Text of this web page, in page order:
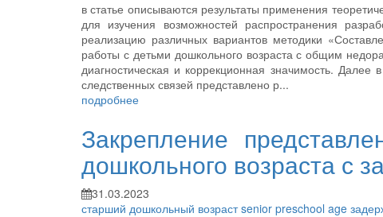
в статье описываются результаты применения
для изучения возможностей распространения
реализацию различных вариантов методики
работы с детьми дошкольного возраста с общим
диагностическая и коррекционная значимость.
следственных связей представлено р...
подробнее
Закрепление
дошкольного возраста с
31.03.2023
старший дошкольный возрастsenior preschool age